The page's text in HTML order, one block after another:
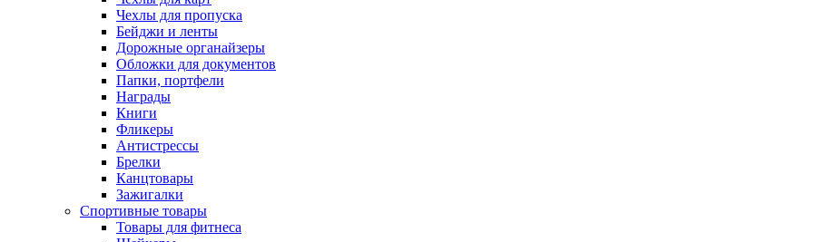
Чехлы для пропуска
Бейджи и ленты
Дорожные органайзеры
Обложки для документов
Папки, портфели
Награды
Книги
Фликеры
Антистрессы
Брелки
Канцтовары
Зажигалки
Спортивные товары
Товары для фитнеса